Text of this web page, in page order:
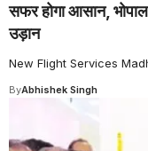
सफर होगा आसान,
उड़ान
New Flight Services
ByAbhishek Singh